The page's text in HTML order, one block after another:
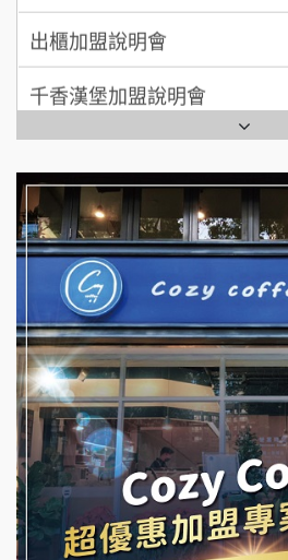
日十。早午食加盟說明會
拾鑶火鍋加盟說明會
全家加盟說明會
台灣G湯加盟說明會
彭富貴加盟說明會
NU PASTA義大利麵加盟說明會
潮鍋癮加盟說明會
蓁伙烤倆吃加盟說明會
霏等茶加盟說明會
早安山丘加盟說明會
出櫃加盟說明會
千香漢堡加盟說明會
七盞茶加盟說明會
拉亞漢堡加盟說明會
杜芳子古味茶鋪加盟說明會
優握握×酸奶大獅加盟說明會
冬城門加盟說明會
拾鑶火鍋加盟說明會
阿性情趣無人販售所加盟明會
龍涎居好湯加盟說明會